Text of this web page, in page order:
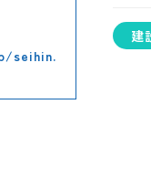
seihin.
建